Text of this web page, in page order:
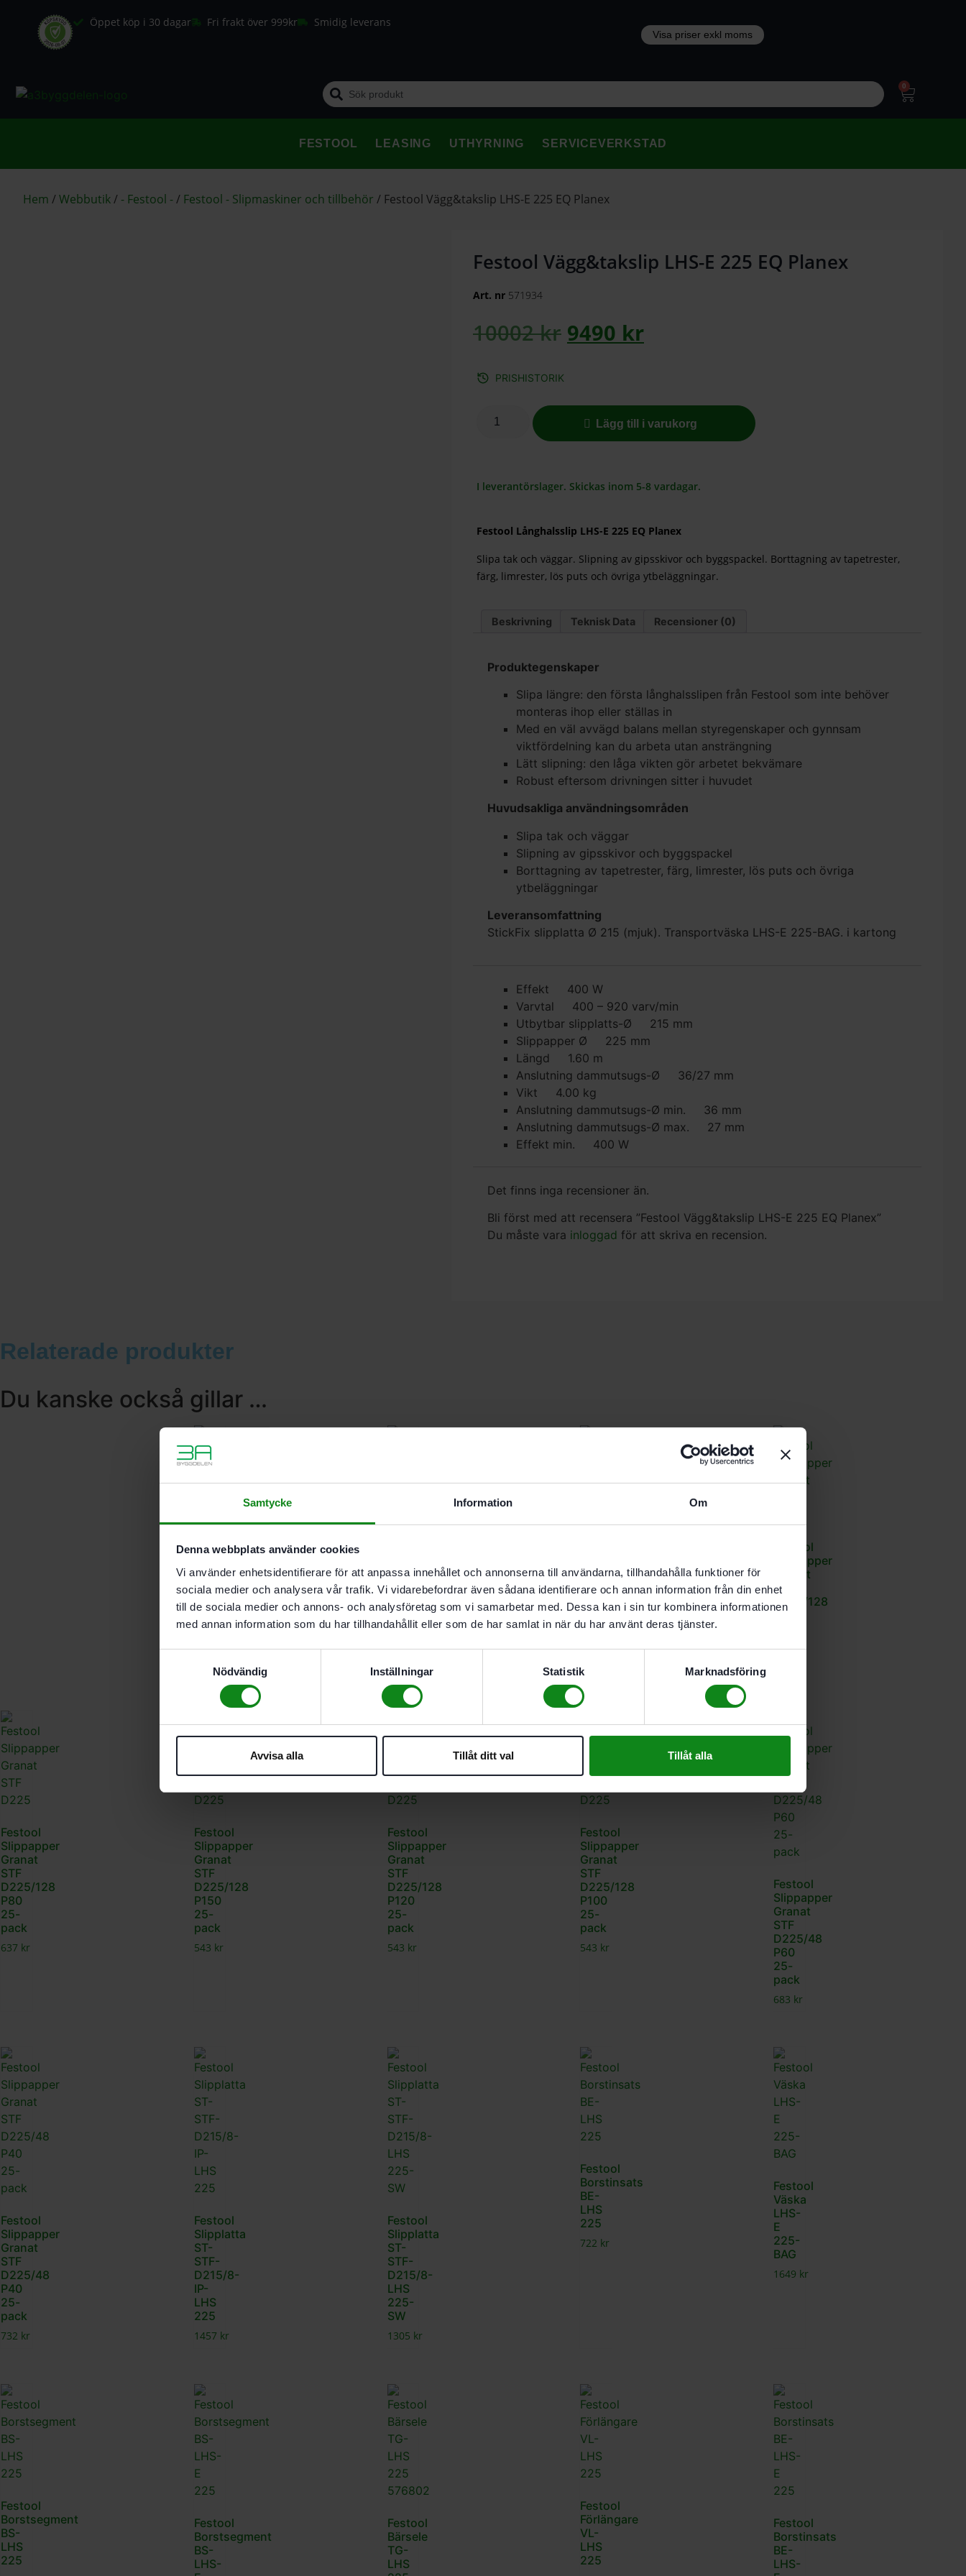
Samtycke Information Om
Denna webbplats använder cookies
Vi använder enhetsidentifierare för att anpassa innehållet och annonserna till användarna, tillhandahålla funktioner för
sociala medier och analysera vår trafik. Vi vidarebefordrar även sådana identifierare och annan information från din enhet
till de sociala medier och annons- och analysföretag som vi samarbetar med. Dessa kan i sin tur kombinera informationen
med annan information som du har tillhandahållit eller som de har samlat in när du har använt deras tjänster.
Nödvändig
Inställningar Statistik Marknadsföring
Avvisa alla Tillåt ditt val Tillåt alla
Öppet köp i 30 dagar Fri frakt över 999kr Smidig leverans
0
FESTOOL LEASING UTHYRNING SERVICEVERKSTAD
Hem /Webbutik/ - Festool -/ Festool - Slipmaskiner och tillbehör / Festool Vägg&takslip LHS-E 225 EQ Planex
Festool Vägg&takslip LHS-E 225 EQ Planex
Art. nr 571934
10002kr 9490 kr
PRISHISTORIK
Lägg till i varukorg
I leverantörslager. Skickas inom 5-8 vardagar.
Festool Långhalsslip LHS-E 225 EQ Planex
Slipa tak och väggar. Slipning av gipsskivor och byggspackel. Borttagning av tapetrester,
färg, limrester, lös puts och övriga ytbeläggningar.
Beskrivning Teknisk Data Recensioner (0)
Produktegenskaper
Slipa längre: den första långhalsslipen från Festool som inte behöver
monteras ihop eller ställas in
Med en väl avvägd balans mellan styregenskaper och gynnsam
viktfördelning kan du arbeta utan ansträngning
Lätt slipning: den låga vikten gör arbetet bekvämare
Robust eftersom drivningen sitter i huvudet
Huvudsakliga användningsområden
Slipa tak och väggar
Slipning av gipsskivor och byggspackel
Borttagning av tapetrester, färg, limrester, lös puts och övriga
ytbeläggningar
Leveransomfattning
StickFix slipplatta Ø 215 (mjuk). Transportväska LHS-E 225-BAG. i kartong
Effekt 400 W
Varvtal 400 – 920 varv/min
Utbytbar slipplatts-Ø 215 mm
Slippapper Ø 225 mm
Längd 1.60 m
Anslutning dammutsugs-Ø 36/27 mm
Vikt 4.00 kg
Anslutning dammutsugs-Ø min. 36 mm
Anslutning dammutsugs-Ø max. 27 mm
Effekt min. 400 W
Det finns inga recensioner än.
Bli först med att recensera ”Festool Vägg&takslip LHS-E 225 EQ Planex”
Du måste vara inloggad för att skriva en recension.
Relaterade produkter
Du kanske också gillar …
Festool
Slippapper
Granat
STF
D225/128
P320
25-
Granat
STF
D225/128
P240
25-
Granat
STF
D225/128
P220
25-
Festool
Slippapper
Granat
STF
D225/128
P180
Festool
Slippapper
Granat
STF
D225/128
P80
25-
pack
637 kr
Festool
Slippapper
Granat
STF
D225/128
P150
25-
pack
543 kr
Festool
Slippapper
Granat
STF
D225/128
P120
25-
pack
543 kr
Festool
Slippapper
Granat
STF
D225/128
P100
25-
pack
543 kr
Festool
Slippapper
Granat
STF
D225/48
P60
25-
pack
683 kr
Festool
Slippapper
Granat
STF
D225/48
P40
25-
pack
732 kr
Festool
Slipplatta
ST-
STF-
D215/8-
IP-
LHS
225
1457 kr
Festool
Slipplatta
ST-
STF-
D215/8-
LHS
225-
SW
1305 kr
Festool
Borstinsats
BE-
LHS
225
722 kr
Festool
Väska
LHS-
E
225-
BAG
1649 kr
Festool
Borstsegment
BS-
LHS
225
Festool
Borstsegment
BS-
LHS-
Festool
Bärsele
TG-
LHS
Festool
Förlängare
VL-
LHS
225
Festool
Borstinsats
BE-
LHS-